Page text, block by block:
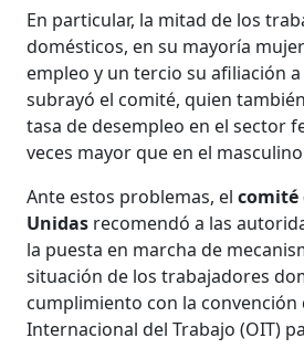
En particular, la mitad de los
domésticos, en su mayoría
empleo y un tercio su afiliación
subrayó el comité, quien
tasa de desempleo en el sector
veces mayor que en el
Ante estos problemas, elcomité
Unidas recomendó a las
la puesta en marcha de
situación de los trabajadores
cumplimiento con la convención
Internacional del Trabajo (OIT)